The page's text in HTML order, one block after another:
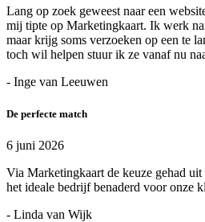
Lang op zoek geweest naar een
mij tipte op Marketingkaart. Ik werk
maar krijg soms verzoeken op een te
toch wil helpen stuur ik ze vanaf nu
- Inge van Leeuwen
De perfecte match
6 juni 2026
Via Marketingkaart de keuze gehad
het ideale bedrijf benaderd voor onze
- Linda van Wijk